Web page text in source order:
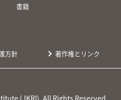
書籍
方針 著作権とリンク
(JKRI). All Rights Reserved.